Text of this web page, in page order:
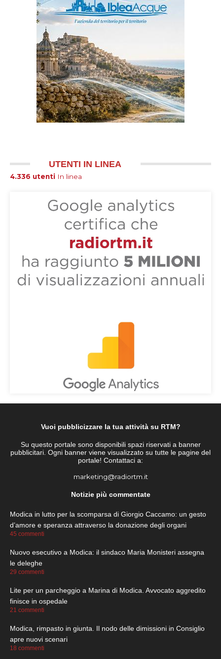
UTENTI IN LINEA
4.336 utenti In linea
Vuoi pubblicizzare la tua attività su RTM?
Su questo portale sono disponibili spazi riservati a banner
pubblicitari. Ogni banner viene visualizzato su tutte le pagine del
portale! Contattaci a:
marketing@radiortm.it
Notizie più commentate
Modica in lutto per la scomparsa di Giorgio Caccamo: un gesto
d’amore e speranza attraverso la donazione degli organi
45 commenti
Nuovo esecutivo a Modica: il sindaco Maria Monisteri assegna
le deleghe
29 commenti
Lite per un parcheggio a Marina di Modica. Avvocato aggredito
finisce in ospedale
21 commenti
Modica, rimpasto in giunta. Il nodo delle dimissioni in Consiglio
apre nuovi scenari
18 commenti